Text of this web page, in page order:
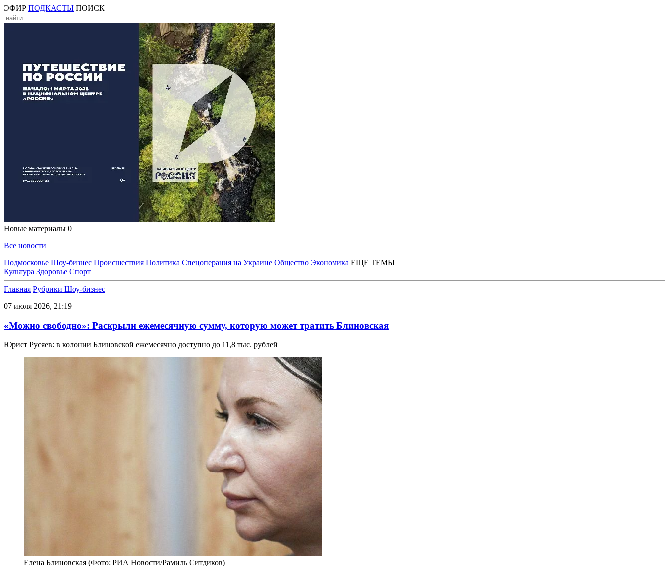
ЭФИР ПОДКАСТЫ ПОИСК
Новые материалы 0
Все новости
Подмосковье Шоу-бизнес Происшествия Политика Спецоперация на Украине Общество Экономика ЕЩЕ ТЕМЫ
Культура Здоровье Спорт
Главная Рубрики Шоу-бизнес
07 июля 2026, 21:19
«Можно свободно»: Раскрыли ежемесячную сумму, которую может тратить Блиновская
Юрист Русяев: в колонии Блиновской ежемесячно доступно до 11,8 тыс. рублей
Елена Блиновская (Фото: РИА Новости/Рамиль Ситдиков)